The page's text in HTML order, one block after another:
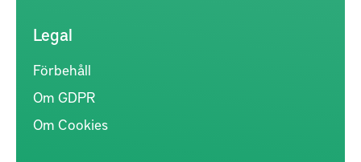
Legal
Förbehåll
Om GDPR
Om Cookies